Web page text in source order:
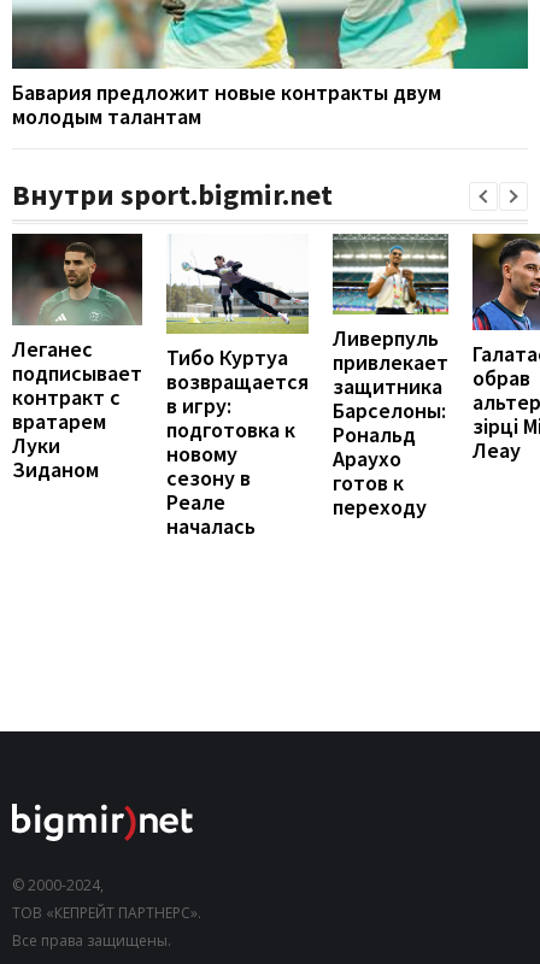
Бавария предложит новые контракты двум
молодым талантам
Внутри sport.bigmir.net
Леганес
подписывает
контракт с
вратарем
Луки
Зиданом
Тибо Куртуа
возвращается
в игру:
подготовка к
новому
сезону в
Реале
началась
Ливерпуль
привлекает
защитника
Барселоны:
Рональд
Араухо
готов к
переходу
обрав
зірці
Леау
© 2000-2024,
ТОВ «КЕПРЕЙТ ПАРТНЕРС».
Все права защищены.